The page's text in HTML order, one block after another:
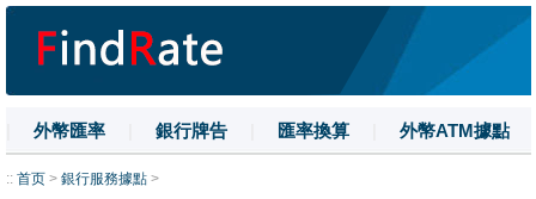
外幣匯率 銀行牌告 匯率換算 外幣ATM據點
| 名詞解釋 | 換匯技巧
:: 首页 > 銀行服務據點 >